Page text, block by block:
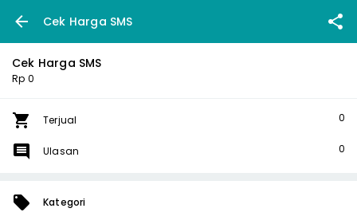
Cek Harga SMS
Cek Harga SMS
Rp 0
Terjual 0
Ulasan 0
Kategori